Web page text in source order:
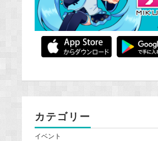
カテゴリー
イベント